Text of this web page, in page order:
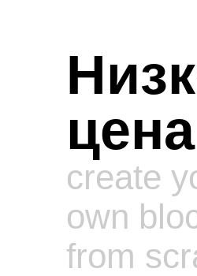
цена
create
own
from